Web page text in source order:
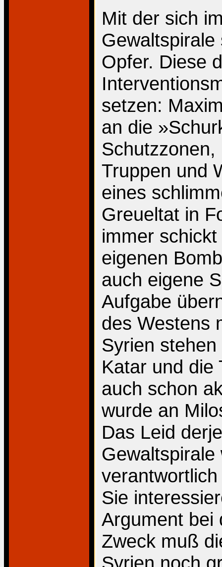
Mit der sich
Opfer. Diese
setzen:
an die
Truppen und
eines
Greueltat in
immer
eigenen
auch eigene
Aufgabe
des Westens
Syrien
Katar und die
auch schon
wurde an
Das Leid
Sie
Argument bei
Zweck muß